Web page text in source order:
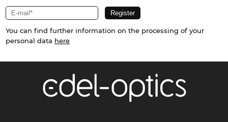
You can find further information on the processing of your
personal data here